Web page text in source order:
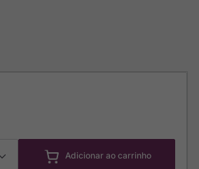
Adicionar ao carrinho